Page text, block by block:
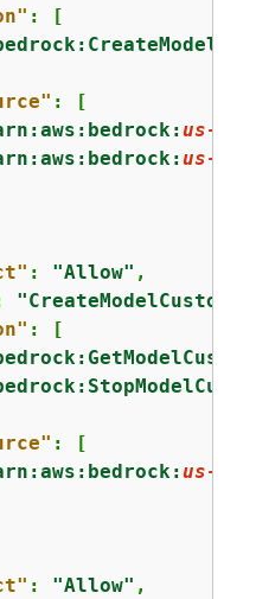
: [
: [
us-
us-
: "Allow" ,
: [
: [
us-
: "Allow" ,